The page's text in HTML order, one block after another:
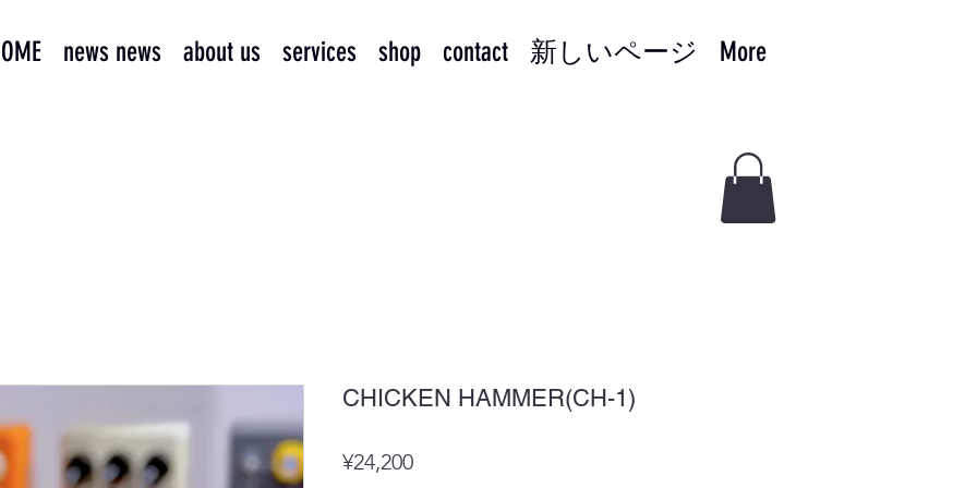
news news about us services shop contact 新しいページ More
CHICKEN HAMMER(CH-1)
¥24,200Price